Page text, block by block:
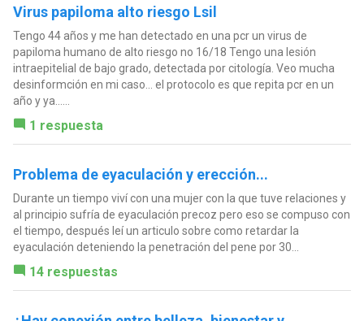
Virus papiloma alto riesgo Lsil
Tengo 44 años y me han detectado en una pcr un virus de
papiloma humano de alto riesgo no 16/18 Tengo una lesión
intraepitelial de bajo grado, detectada por citología. Veo mucha
desinformción en mi caso… el protocolo es que repita pcr en un
año y ya…...
1 respuesta
Problema de eyaculación y erección...
Durante un tiempo viví con una mujer con la que tuve relaciones y
al principio sufría de eyaculación precoz pero eso se compuso con
el tiempo, después leí un articulo sobre como retardar la
eyaculación deteniendo la penetración del pene por 30...
14 respuestas